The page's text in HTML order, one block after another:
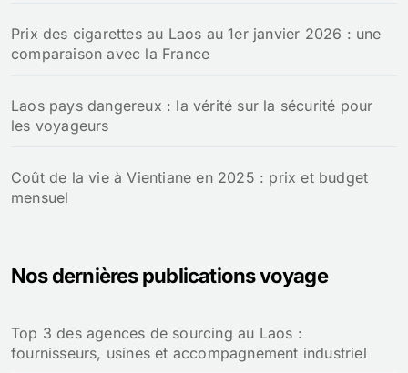
Prix des cigarettes au Laos au 1er janvier 2026 : une
comparaison avec la France
Laos pays dangereux : la vérité sur la sécurité pour
les voyageurs
Coût de la vie à Vientiane en 2025 : prix et budget
mensuel
Nos dernières publications voyage
Top 3 des agences de sourcing au Laos :
fournisseurs, usines et accompagnement industriel